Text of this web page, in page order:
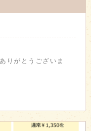
りがとうございま